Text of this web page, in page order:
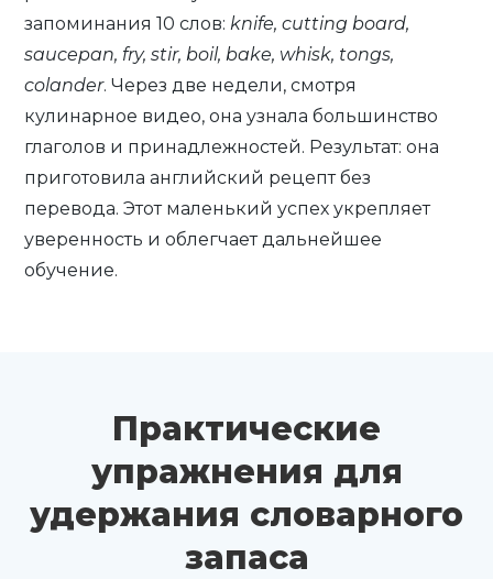
запоминания 10 слов:knife, cutting board,
saucepan, fry, stir, boil, bake, whisk, tongs,
colander. Через две недели, смотря
кулинарное видео, она узнала большинство
глаголов и принадлежностей. Результат: она
приготовила английский рецепт без
перевода. Этот маленький успех укрепляет
уверенность и облегчает дальнейшее
обучение.
Практические
упражнения для
удержания словарного
запаса